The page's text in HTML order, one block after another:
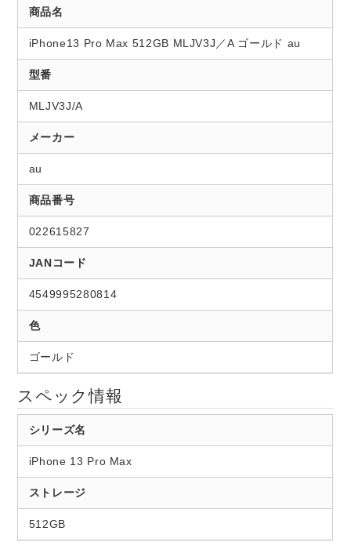
商品名
iPhone13 Pro Max 512GB MLJV3J／A ゴールド au
型番
MLJV3J/A
メーカー
au
商品番号
022615827
JANコード
4549995280814
色
ゴールド
スペック情報
シリーズ名
iPhone 13 Pro Max
ストレージ
512GB